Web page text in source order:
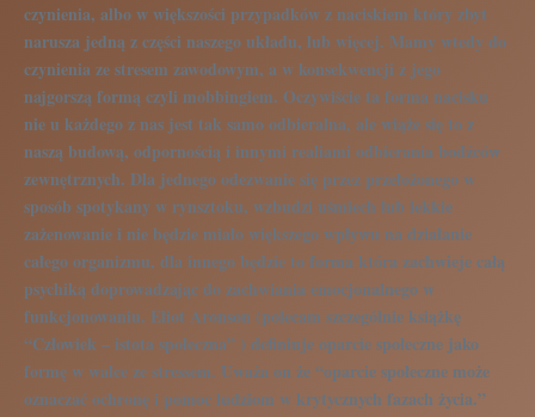
czynienia, albo w większości przypadków z naciskiem który zbyt
narusza jedną z części naszego układu, lub więcej. Mamy wtedy do
czynienia ze stresem zawodowym, a w konsekwencji z jego
najgorszą formą czyli mobbingiem. Oczywiście ta forma nacisku
nie u każdego z nas jest tak samo odbieralna, ale wiąże się to z
naszą budową, odpornością i innymi realiami odbierania bodźców
zewnętrznych. Dla jednego odezwanie się przez przełożonego w
sposób spotykany w rynsztoku, wzbudzi uśmiech lub lekkie
zażenowanie i nie będzie miało większego wpływu na działanie
całego organizmu, dla innego będzie to forma która zachwieje całą
psychiką doprowadzając do zachwiania emocjonalnego w
funkcjonowaniu. Eliot Aronson (polecam szczególnie książkę
“Człowiek – istota społeczna” ) definiuje oparcie społeczne jako
formę w walce ze stressem. Uważa on że “oparcie społeczne może
oznaczać ochronę i pomoc ludziom w krytycznych fazach życia.”